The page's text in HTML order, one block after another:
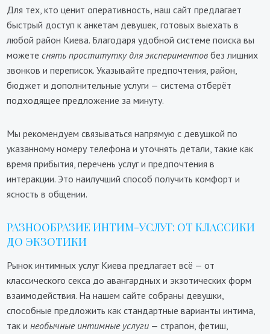
Для тех, кто ценит оперативность, наш сайт предлагает
быстрый доступ к анкетам девушек, готовых выехать в
любой район Киева. Благодаря удобной системе поиска вы
можетеснять проститутку для экспериментов без лишних
звонков и переписок. Указывайте предпочтения, район,
бюджет и дополнительные услуги — система отберёт
подходящее предложение за минуту.
Мы рекомендуем связываться напрямую с девушкой по
указанному номеру телефона и уточнять детали, такие как
время прибытия, перечень услуг и предпочтения в
интеракции. Это наилучший способ получить комфорт и
ясность в общении.
РАЗНООБРАЗИЕ ИНТИМ-УСЛУГ: ОТ КЛАССИКИ
ДО ЭКЗОТИКИ
Рынок интимных услуг Киева предлагает всё — от
классического секса до авангардных и экзотических форм
взаимодействия. На нашем сайте собраны девушки,
способные предложить как стандартные варианты интима,
так инеобычные интимные услуги — страпон, фетиш,